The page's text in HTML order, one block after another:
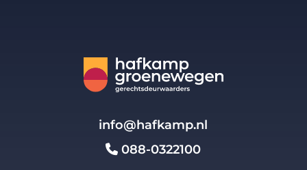
info@hafkamp.nl
088-0322100